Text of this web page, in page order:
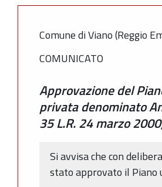
Comune di Viano (Reggio
COMUNICATO
Approvazione del
privata denominato
35 L.R. 24 marzo
Si avvisa che con
stato approvato il